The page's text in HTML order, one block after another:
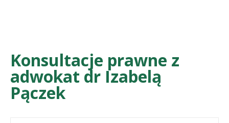
Konsultacje prawne z
adwokat dr Izabelą
Pączek